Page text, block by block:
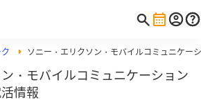
ソニー・エリクソン・モバイルコミュニケー
・モバイルコミュニケーション
情報